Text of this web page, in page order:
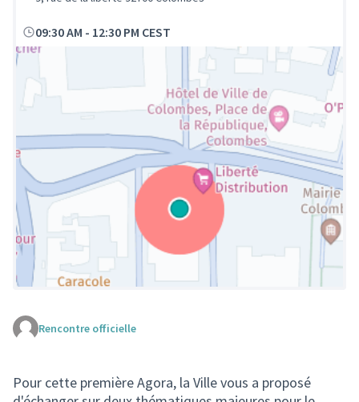
09:30 AM - 12:30 PM CEST
(Lien externe)
Rencontre officielle
Pour cette première Agora, la Ville vous a proposé